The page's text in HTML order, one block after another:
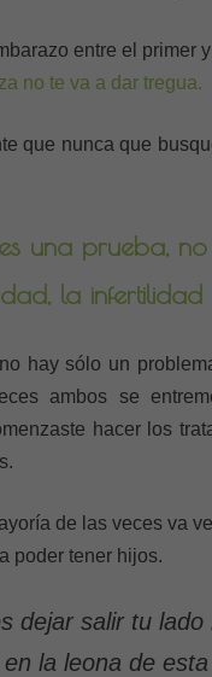
entre el primer
no te va a dar tregua.
que nunca que
una prueba,
la
hay sólo un
ambos se
hacer los
de las veces va
poder tener hijos.
dejar salir tu
la leona de